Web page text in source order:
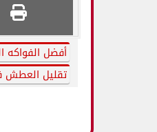
أفضل الفواكه
تقليل